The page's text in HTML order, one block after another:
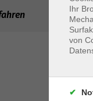
Ihr
von